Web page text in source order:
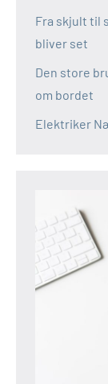
Fra skjult til
bliver set
Den store
om bordet
Elektriker